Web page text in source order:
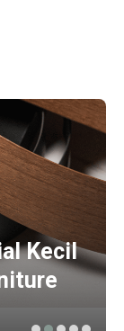
Kecil